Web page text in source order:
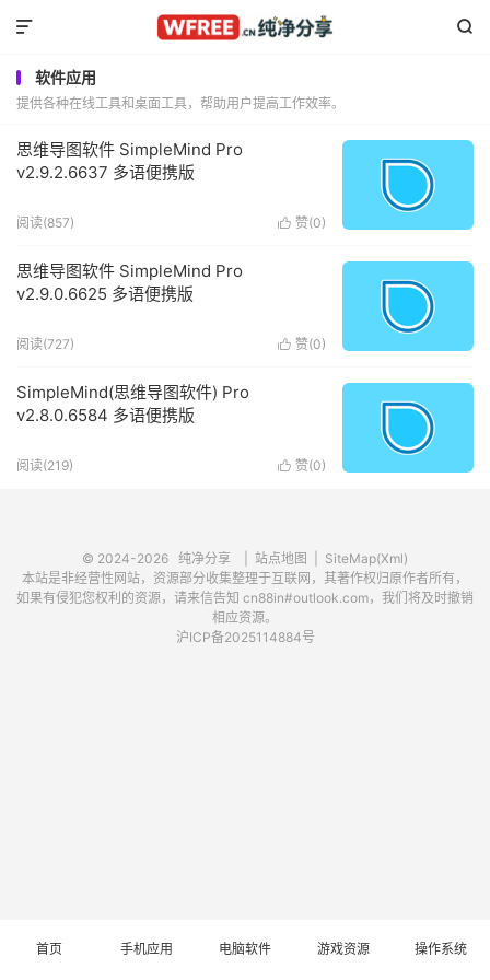


软件应用
提供各种在线工具和桌面工具，帮助用户提高工作效率。
思维导图软件 SimpleMind Pro
v2.9.2.6637 多语便携版
 赞(0)
阅读(857)
思维导图软件 SimpleMind Pro
v2.9.0.6625 多语便携版
 赞(0)
阅读(727)
SimpleMind(思维导图软件) Pro
v2.8.0.6584 多语便携版
 赞(0)
阅读(219)
© 2024-2026 纯净分享 站点地图
SiteMap(Xml)
本站是非经营性网站，资源部分收集整理于互联网，其著作权归原作者所有，
如果有侵犯您权利的资源，请来信告知 cn88in#outlook.com，我们将及时撤销
相应资源。
沪ICP备2025114884号
首页 手机应用 电脑软件 游戏资源 操作系统